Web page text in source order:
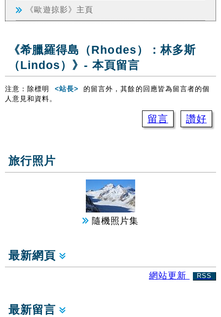
《歐遊掠影》主頁
《希臘羅得島（Rhodes）：林多斯
（Lindos）》- 本頁留言
注意：除標明 <站長>
的留言外，其餘的回應皆為留言者的個
人意見和資料。
留言 讚好
旅行照片
隨機照片集
最新網頁
網站更新 RSS
最新留言